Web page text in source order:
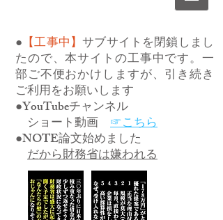
● 【工事中】サブサイトを閉鎖しまし
たので、本サイトの工事中です。一
部ご不便おかけしますが、引き続き
ご利用をお願いします
●YouTubeチャンネル
ショート動画 ☞こちら
●NOTE論文始めました
だから財務省は嫌われる